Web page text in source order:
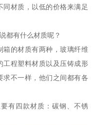
材质，以低的价格来满足
都有什么材质呢？
箱的材质有两种，玻璃纤维
工程塑料材质以及压铸成形
求不一样，他们之间都有各
有四款材质：碳钢、不锈